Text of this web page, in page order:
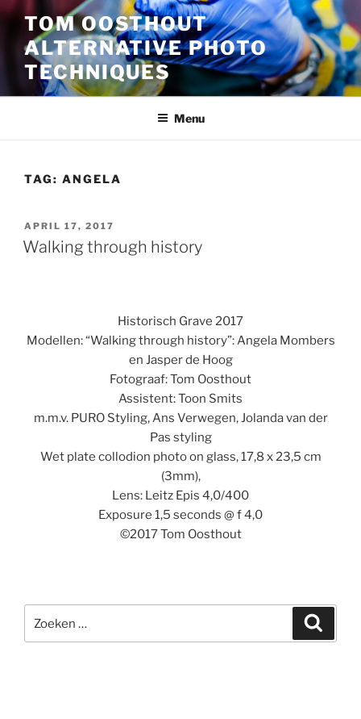
Ga
inhoud
TOM OOSTHOUT
ALTERNATIVE PHOTO
TECHNIQUES
Menu
TAG: ANGELA
GEPLAATST
OP
APRIL 17, 2017
Walking through history
Historisch Grave 2017
Modellen: “Walking through history”: Angela Mombers
en Jasper de Hoog
Fotograaf: Tom Oosthout
Assistent: Toon Smits
m.m.v. PURO Styling, Ans Verwegen, Jolanda van der
Pas styling
Wet plate collodion photo on glass, 17,8 x 23,5 cm
(3mm),
Lens: Leitz Epis 4,0/400
Exposure 1,5 seconds @ f 4,0
©2017 Tom Oosthout
naar: